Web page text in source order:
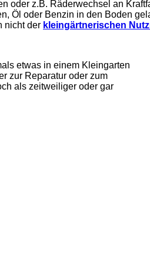
oder z.B. Räderwechsel an
Öl oder Benzin in den Boden
nicht der kleingärtnerischen
etwas in einem Kleingarten
zur Reparatur oder zum
als zeitweiliger oder gar